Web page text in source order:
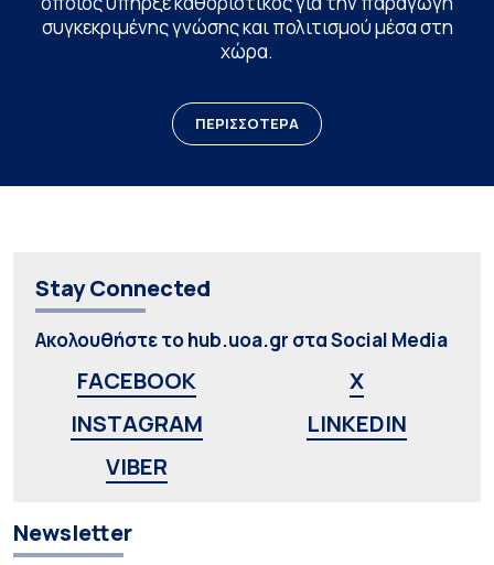
συγκεκριμένης γνώσης και πολιτισμού μέσα στη
χώρα.
ΠΕΡΙΣΣΟΤΕΡΑ
Stay Connected
Ακολουθήστε το hub.uoa.gr στα Social Media
FACEBOOK
X
INSTAGRAM
LINKEDIN
VIBER
Newsletter